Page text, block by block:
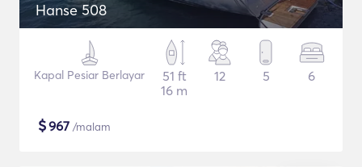
Hanse 508
Kapal Pesiar Berlayar
51 ft
16 m
12 5 6
$967 /malam